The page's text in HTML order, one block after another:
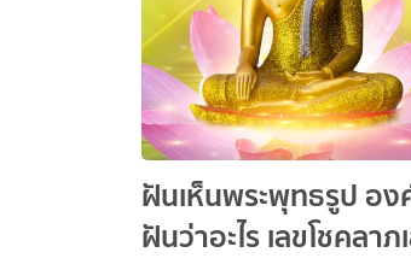
ฝันเห็นพระพุทธรูป อ
ฝันว่าอะไร เลขโชคลาภ